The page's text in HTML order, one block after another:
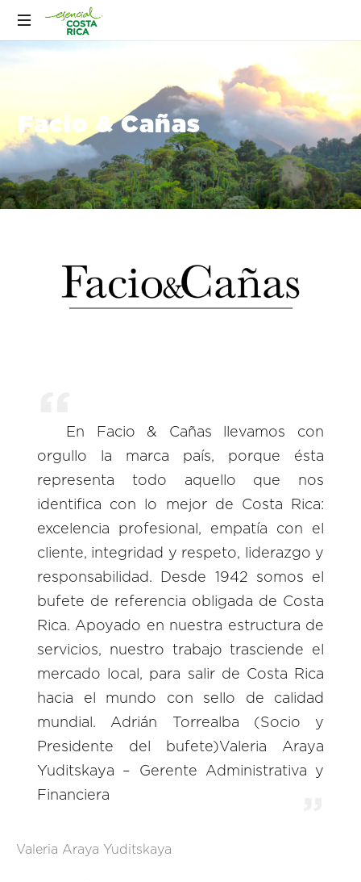
Facio & Cañas
En Facio & Cañas llevamos con
orgullo la marca país, porque ésta
representa todo aquello que nos
identifica con lo mejor de Costa Rica:
excelencia profesional, empatía con el
cliente, integridad y respeto, liderazgo y
responsabilidad. Desde 1942 somos el
bufete de referencia obligada de Costa
Rica. Apoyado en nuestra estructura de
servicios, nuestro trabajo trasciende el
mercado local, para salir de Costa Rica
hacia el mundo con sello de calidad
mundial. Adrián Torrealba (Socio y
Presidente del bufete)Valeria Araya
Yuditskaya – Gerente Administrativa y
Financiera
Valeria Araya Yuditskaya